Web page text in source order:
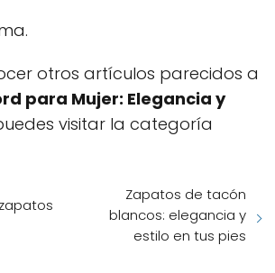
otros artículos parecidos a
para Mujer: Elegancia y
visitar la categoría
Zapatos de tacón
blancos: elegancia y
estilo en tus pies